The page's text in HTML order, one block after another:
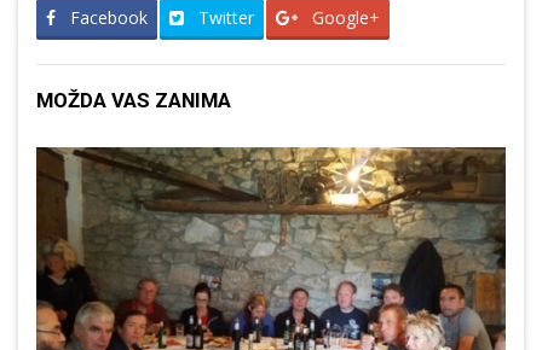
Facebook Twitter Google+
MOŽDA VAS ZANIMA